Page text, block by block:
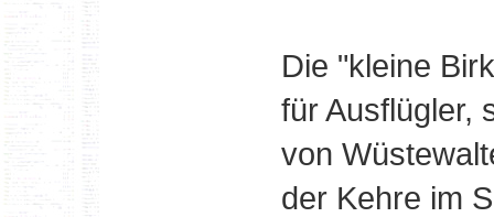
Die "kleine
für Ausflügler,
von
der Kehre im